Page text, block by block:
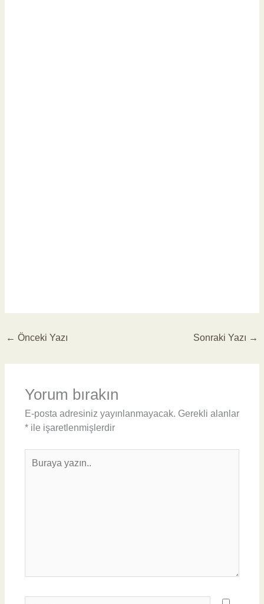
← Önceki Yazı Sonraki Yazı →
Yorum bırakın
E-posta adresiniz yayınlanmayacak. Gerekli alanlar
*ile işaretlenmişlerdir
yazın..